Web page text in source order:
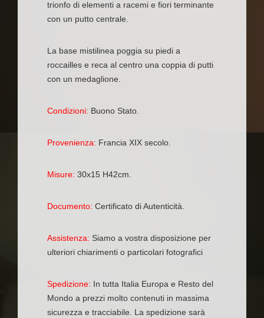
trionfo di elementi a racemi e fiori terminante
con un putto centrale.
La base mistilinea poggia su piedi a
roccailles e reca al centro una coppia di putti
con un medaglione.
Condizioni: Buono Stato.
Provenienza: Francia XIX secolo.
Misure: 30x15 H42cm.
Documento: Certificato di Autenticità.
Assistenza: Siamo a vostra disposizione per
ulteriori chiarimenti o particolari fotografici
Spedizione: In tutta Italia Europa e Resto del
Mondo a prezzi molto contenuti in massima
sicurezza e tracciabile. La spedizione sarà